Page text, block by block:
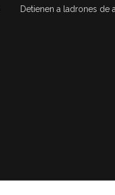
Detienen a ladrones de